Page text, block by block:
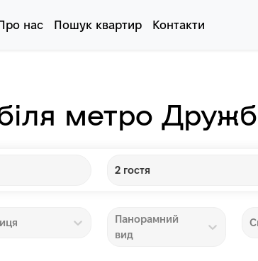
нас Пошук квартир Контакти
метро
2 гостя
Панорамний
вид